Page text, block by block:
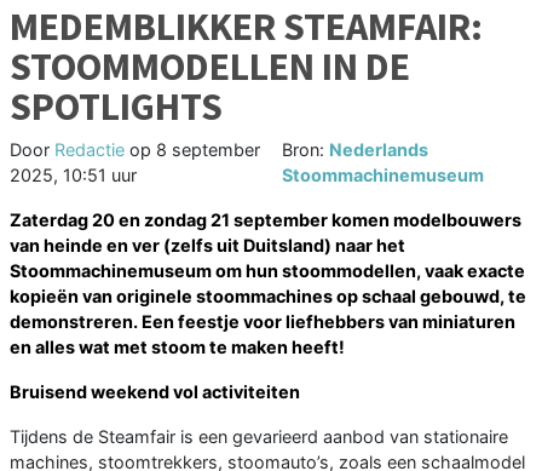
MEDEMBLIKKER STEAMFAIR:
STOOMMODELLEN IN DE
SPOTLIGHTS
Door Redactie op 8 september
2025, 10:51 uur
Bron: Nederlands
Stoommachinemuseum
Zaterdag 20 en zondag 21 september komen modelbouwers
van heinde en ver (zelfs uit Duitsland) naar het
Stoommachinemuseum om hun stoommodellen, vaak exacte
kopieën van originele stoommachines op schaal gebouwd, te
demonstreren. Een feestje voor liefhebbers van miniaturen
en alles wat met stoom te maken heeft!
Bruisend weekend vol activiteiten
Tijdens de Steamfair is een gevarieerd aanbod van stationaire
machines, stoomtrekkers, stoomauto’s, zoals een schaalmodel